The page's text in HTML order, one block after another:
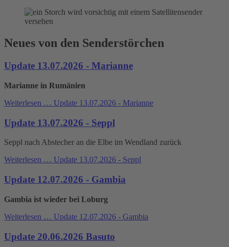
Neues von den Senderstörchen
Update 13.07.2026 - Marianne
Marianne in Rumänien
Weiterlesen … Update 13.07.2026 - Marianne
Update 13.07.2026 - Seppl
Seppl nach Abstecher an die Elbe im Wendland zurück
Weiterlesen … Update 13.07.2026 - Seppl
Update 12.07.2026 - Gambia
Gambia ist wieder bei Loburg
Weiterlesen … Update 12.07.2026 - Gambia
Update 20.06.2026 Basuto